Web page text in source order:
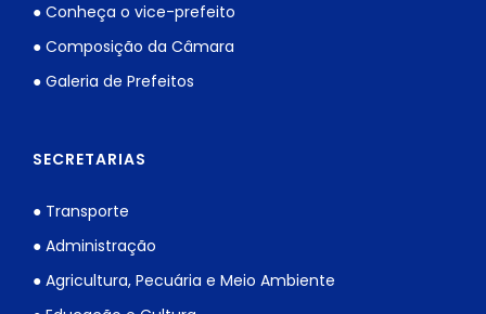
● Conheça o vice-prefeito
● Composição da Câmara
● Galeria de Prefeitos
SECRETARIAS
● Transporte
● Administração
● Agricultura, Pecuária e Meio Ambiente